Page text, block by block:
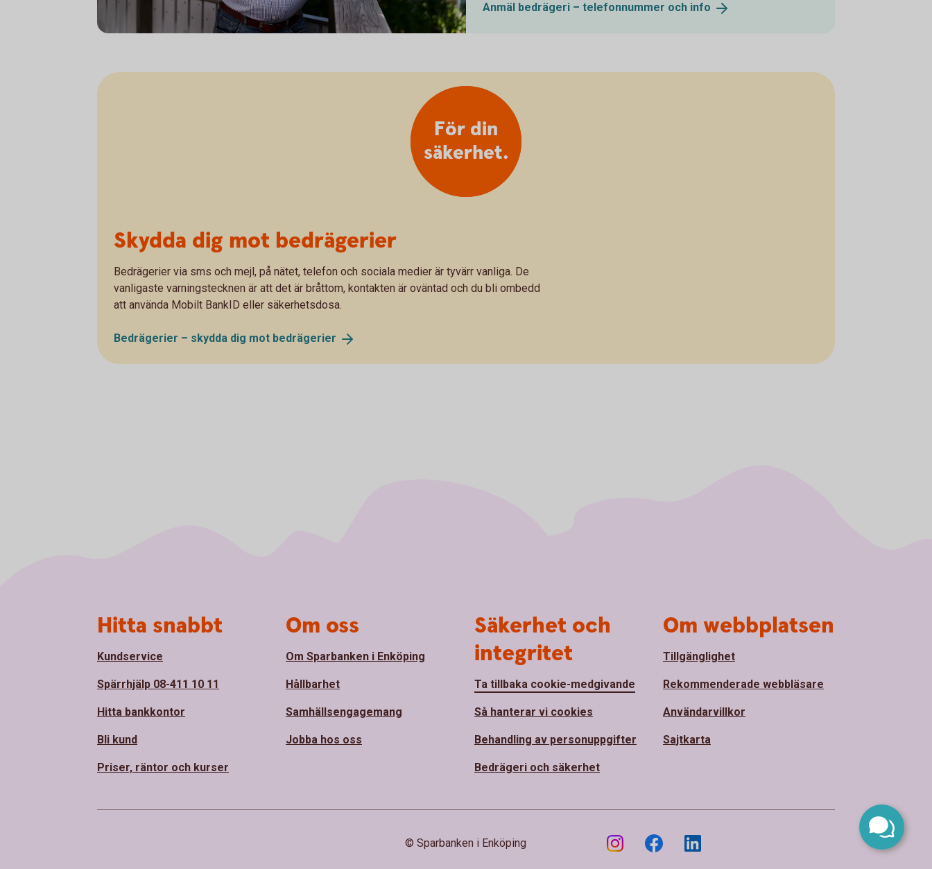
Anmäl bedrägeri – telefonnummer och info
Skydda dig mot bedrägerier
Bedrägerier via sms och mejl, på nätet, telefon och sociala medier är tyvärr vanliga. De
vanligaste varningstecknen är att det är bråttom, kontakten är oväntad och du bli ombedd
att använda Mobilt BankID eller säkerhetsdosa.
Bedrägerier – skydda dig mot bedrägerier
För din
säkerhet.
Hitta snabbt
Kundservice
Spärrhjälp 08-411 10 11
Hitta bankkontor
Bli kund
Priser, räntor och kurser
Om oss
Om Sparbanken i Enköping
Hållbarhet
Samhällsengagemang
Jobba hos oss
Säkerhet och
integritet
Ta tillbaka cookie-medgivande
Så hanterar vi cookies
Behandling av personuppgifter
Bedrägeri och säkerhet
Om webbplatsen
Tillgänglighet
Rekommenderade webbläsare
Användarvillkor
Sajtkarta
© Sparbanken i Enköping